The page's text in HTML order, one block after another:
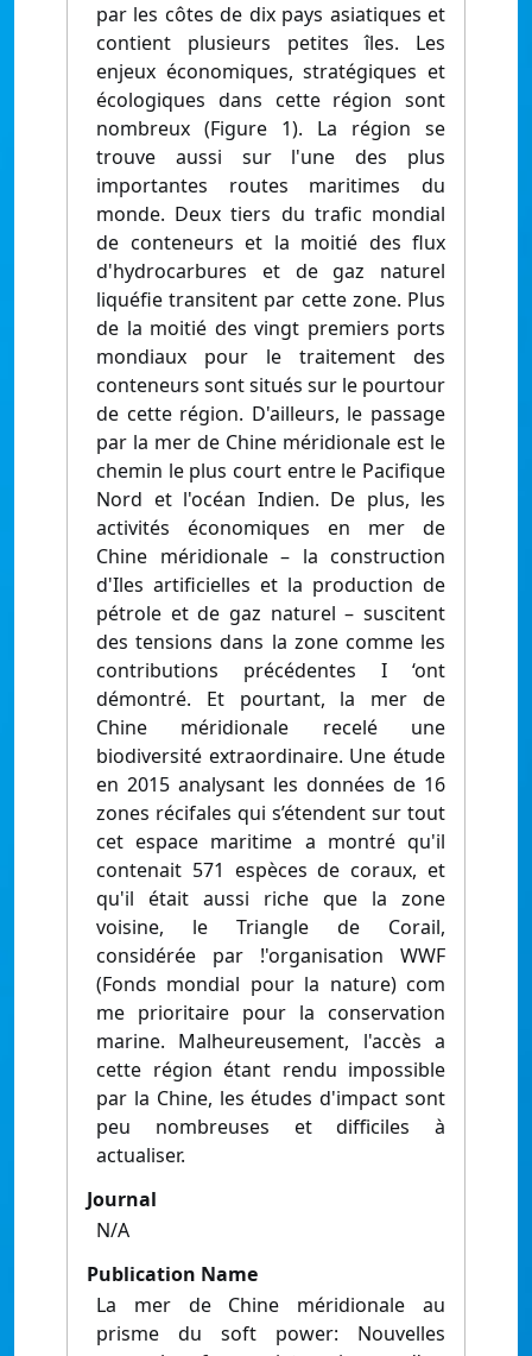
par les côtes de dix pays asiatiques et
contient plusieurs petites îles. Les
enjeux économiques, stratégiques et
écologiques dans cette région sont
nombreux (Figure 1). La région se
trouve aussi sur l'une des plus
importantes routes maritimes du
monde. Deux tiers du trafic mondial
de conteneurs et la moitié des flux
d'hydrocarbures et de gaz naturel
liquéfie transitent par cette zone. Plus
de la moitié des vingt premiers ports
mondiaux pour le traitement des
conteneurs sont situés sur le pourtour
de cette région. D'ailleurs, le passage
par la mer de Chine méridionale est le
chemin le plus court entre le Pacifique
Nord et l'océan Indien. De plus, les
activités économiques en mer de
Chine méridionale – la construction
d'Iles artificielles et la production de
pétrole et de gaz naturel – suscitent
des tensions dans la zone comme les
contributions précédentes I ‘ont
démontré. Et pourtant, la mer de
Chine méridionale recelé une
biodiversité extraordinaire. Une étude
en 2015 analysant les données de 16
zones récifales qui s’étendent sur tout
cet espace maritime a montré qu'il
contenait 571 espèces de coraux, et
qu'il était aussi riche que la zone
voisine, le Triangle de Corail,
considérée par !'organisation WWF
(Fonds mondial pour la nature) com
me prioritaire pour la conservation
marine. Malheureusement, l'accès a
cette région étant rendu impossible
par la Chine, les études d'impact sont
peu nombreuses et difficiles à
actualiser.
Journal
N/A
Publication Name
La mer de Chine méridionale au
prisme du soft power: Nouvelles